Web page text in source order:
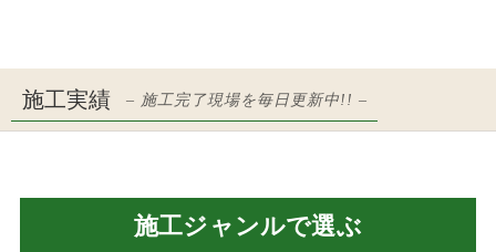
施工実績 – 施工完了現場を毎日更新中!! –
施工ジャンルで選ぶ